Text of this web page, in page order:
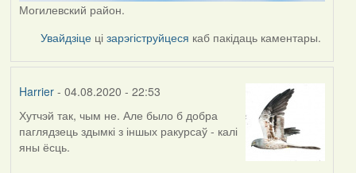
Могилевский район.
Увайдзіце цізарэгіструйцеся каб пакідаць каментары.
Harrier- 04.08.2020 - 22:53
In
reply
to
Хутчэй так, чым не. Але было б добра
паглядзець здымкі з іншых ракурсаў - калі
яны ёсць.